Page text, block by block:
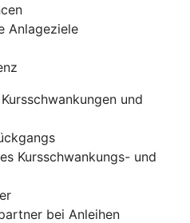
Anlageziele
und
Kursschwankungs- und
bei Anleihen